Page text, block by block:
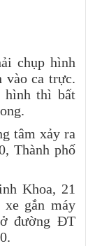
chụp hình
vào ca trực.
hình thì bất
tâm xảy ra
Thành phố
Khoa, 21
gắn máy
ở đường ĐT